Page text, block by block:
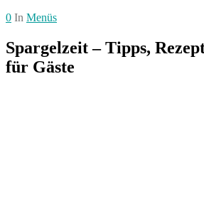
0 In Menüs
Spargelzeit – Tipps,
für Gäste